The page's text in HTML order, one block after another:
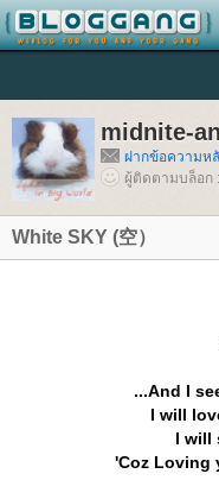
midnite-
ฝากข้อความห
ผู้ติดตามบล็อก
White SKY (空）
...And I
I will
I will
'Coz Loving